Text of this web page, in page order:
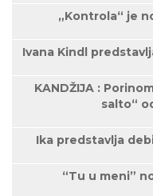
„Kontrola“ je
Ivana Kindl
KANDŽIJA :
salto“
Ika predstavlja
“Tu u meni”